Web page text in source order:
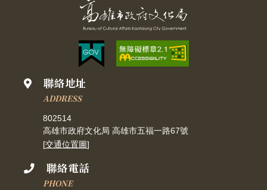
聯絡地址
ADDRESS
802514
高雄市政府文化局 高雄市五福一路67號
[交通位置圖]
聯絡電話
PHONE